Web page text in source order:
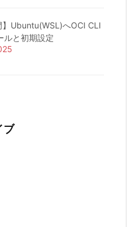
】Ubuntu(WSL)へOCI CLI
ルと初期設定
ブ